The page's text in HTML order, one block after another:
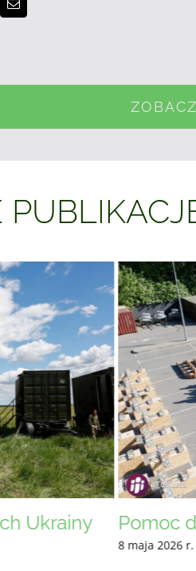
Ukrainy
Pomoc